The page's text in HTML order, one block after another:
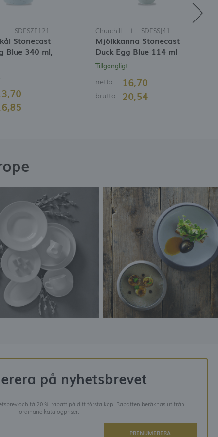
SDESZE121
Stonecast
Blue 340 ml,
Churchill SDESSJ41
Mjölkkanna Stonecast
Duck Egg Blue 114 ml
Tillgängligt
netto: 16,70
brutto: 20,54
på nyhetsbrevet
och få 20 % rabatt på ditt första köp. Rabatten beräknas utifrån
ordinarie katalogpriser.
PRENUMERERA